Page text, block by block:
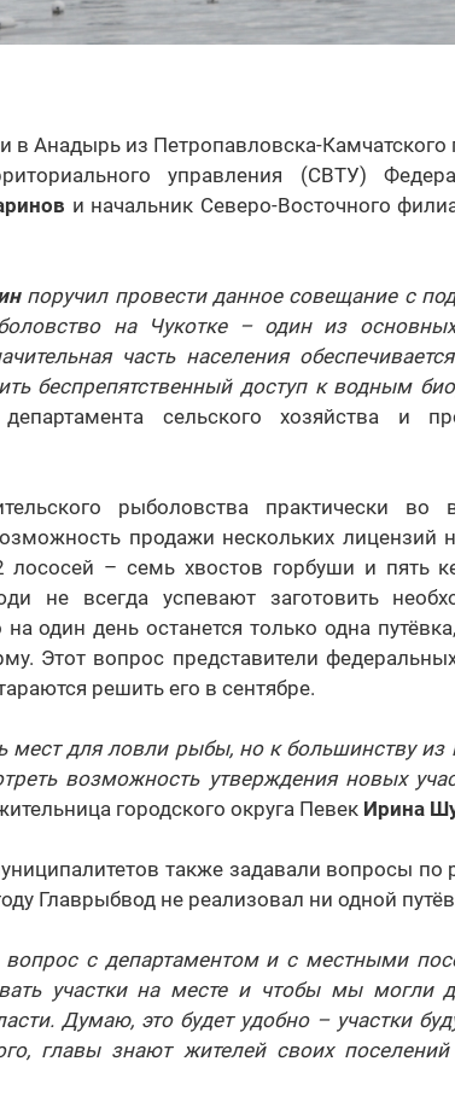
в Анадырь из Петропавловска-
управления (СВТУ)
и начальник Северо-Восточного
поручил провести данное совещание с
на Чукотке – один из
часть населения
беспрепятственный доступ к водным
сельского хозяйства и
рыболовства практически во
продажи нескольких лицензий
– семь хвостов горбуши и пять
не всегда успевают заготовить
один день останется только одна
Этот вопрос представители
решить его в сентябре.
мест для ловли рыбы, но к большинству из
возможность утверждения новых
городского округа Певек Ирина
также задавали вопросы
Главрыбвод не реализовал ни одной
с департаментом и с местными
участки на месте и чтобы мы могли
Думаю, это будет удобно – участки
главы знают жителей своих